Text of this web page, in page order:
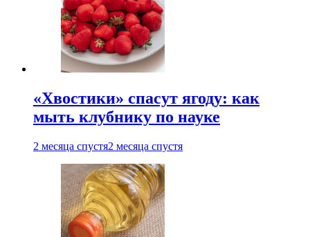
«Хвостики» спасут ягоду: как
мыть клубнику по науке
2 месяца спустя2 месяца спустя